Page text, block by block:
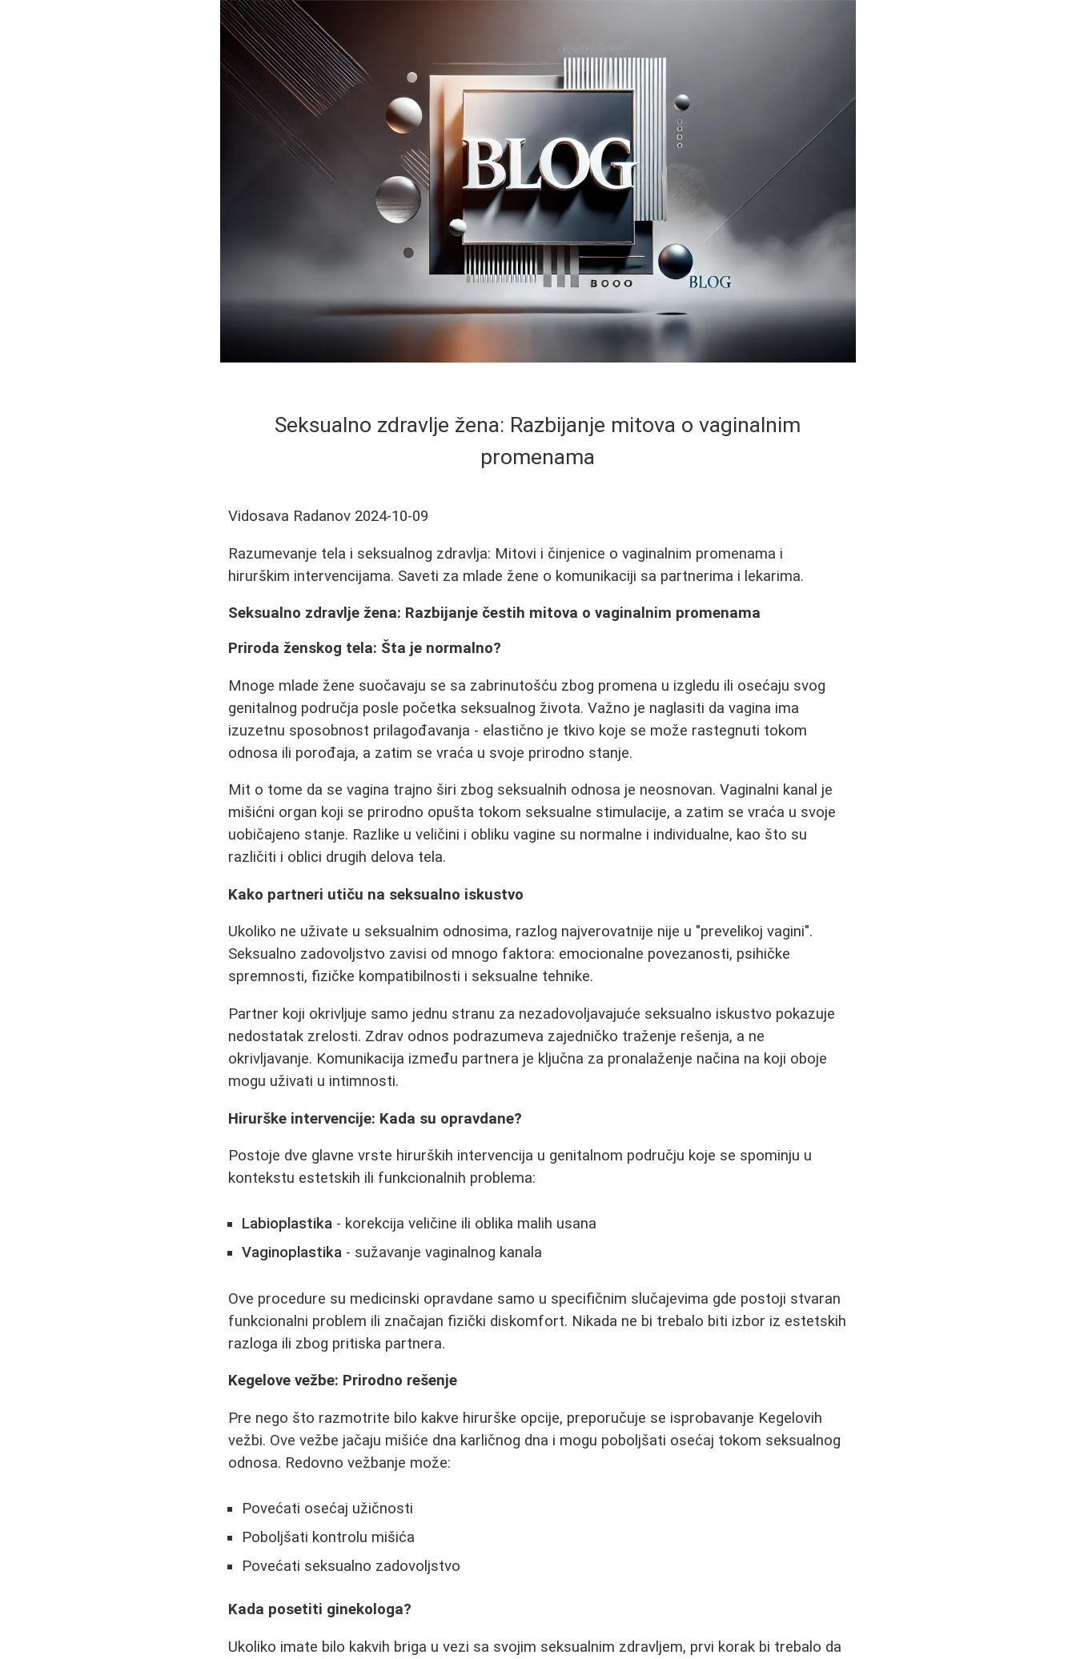
Seksualno zdravlje žena: Razbijanje mitova o vaginalnim
promenama
Vidosava Radanov 2024-10-09
Razumevanje tela i seksualnog zdravlja: Mitovi i činjenice o vaginalnim promenama i
hirurškim intervencijama. Saveti za mlade žene o komunikaciji sa partnerima i lekarima.
Seksualno zdravlje žena: Razbijanje čestih mitova o vaginalnim promenama
Priroda ženskog tela: Šta je normalno?
Mnoge mlade žene suočavaju se sa zabrinutošću zbog promena u izgledu ili osećaju svog
genitalnog područja posle početka seksualnog života. Važno je naglasiti da vagina ima
izuzetnu sposobnost prilagođavanja - elastično je tkivo koje se može rastegnuti tokom
odnosa ili porođaja, a zatim se vraća u svoje prirodno stanje.
Mit o tome da se vagina trajno širi zbog seksualnih odnosa je neosnovan. Vaginalni kanal je
mišićni organ koji se prirodno opušta tokom seksualne stimulacije, a zatim se vraća u svoje
uobičajeno stanje. Razlike u veličini i obliku vagine su normalne i individualne, kao što su
različiti i oblici drugih delova tela.
Kako partneri utiču na seksualno iskustvo
Ukoliko ne uživate u seksualnim odnosima, razlog najverovatnije nije u "prevelikoj vagini".
Seksualno zadovoljstvo zavisi od mnogo faktora: emocionalne povezanosti, psihičke
spremnosti, fizičke kompatibilnosti i seksualne tehnike.
Partner koji okrivljuje samo jednu stranu za nezadovoljavajuće seksualno iskustvo pokazuje
nedostatak zrelosti. Zdrav odnos podrazumeva zajedničko traženje rešenja, a ne
okrivljavanje. Komunikacija između partnera je ključna za pronalaženje načina na koji oboje
mogu uživati u intimnosti.
Hirurške intervencije: Kada su opravdane?
Postoje dve glavne vrste hirurških intervencija u genitalnom području koje se spominju u
kontekstu estetskih ili funkcionalnih problema:
Labioplastika - korekcija veličine ili oblika malih usana
Vaginoplastika - sužavanje vaginalnog kanala
Ove procedure su medicinski opravdane samo u specifičnim slučajevima gde postoji stvaran
funkcionalni problem ili značajan fizički diskomfort. Nikada ne bi trebalo biti izbor iz estetskih
razloga ili zbog pritiska partnera.
Kegelove vežbe: Prirodno rešenje
Pre nego što razmotrite bilo kakve hirurške opcije, preporučuje se isprobavanje Kegelovih
vežbi. Ove vežbe jačaju mišiće dna karličnog dna i mogu poboljšati osećaj tokom seksualnog
odnosa. Redovno vežbanje može:
Povećati osećaj užičnosti
Poboljšati kontrolu mišića
Povećati seksualno zadovoljstvo
Kada posetiti ginekologa?
Ukoliko imate bilo kakvih briga u vezi sa svojim seksualnim zdravljem, prvi korak bi trebalo da